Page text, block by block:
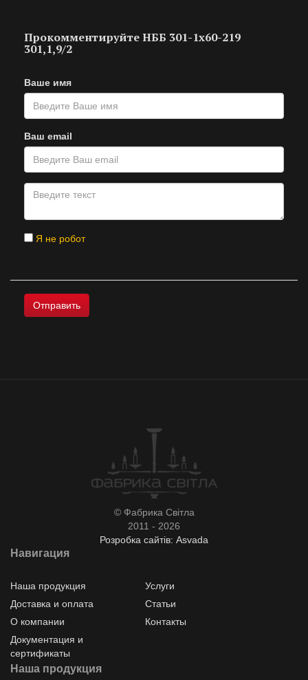
Прокомментируйте НББ 301-1х60-219
301,1,9/2
Ваше имя
Ваш email
Я не робот
© Фабрика Світла
2011 - 2026
Розробка сайтів: Asvada
Навигация
Наша продукция
Услуги
Доставка и оплата
Статьи
О компании
Контакты
Документация и
сертификаты
Наша продукция